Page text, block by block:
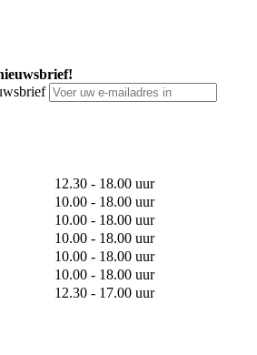
12.30 - 18.00 uur
10.00 - 18.00 uur
10.00 - 18.00 uur
10.00 - 18.00 uur
10.00 - 18.00 uur
10.00 - 18.00 uur
12.30 - 17.00 uur